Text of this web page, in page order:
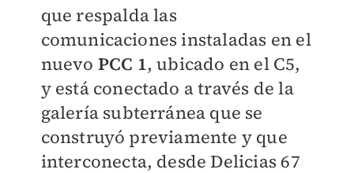
querespalda las
comunicaciones instaladas en el
nuevo PCC 1, ubicado en el C5,
y está conectado a través de la
galería subterránea que se
construyó previamente y que
interconecta, desde Delicias 67